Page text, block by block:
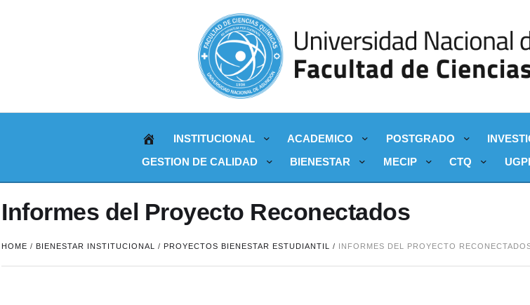
INSTITUCIONAL ACADEMICO POSTGRADO
GESTION DE CALIDAD
BIENESTAR MECIP CTQ UGPI
Informes del Proyecto Reconectados
HOME / BIENESTAR INSTITUCIONAL / PROYECTOS BIENESTAR ESTUDIANTIL / INFORMES DEL PROYECTO